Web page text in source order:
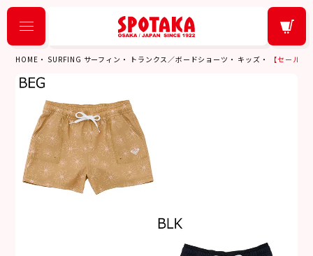
HOME SURFING サーフィン トランクス／ボードショーツ キッズ 【セール